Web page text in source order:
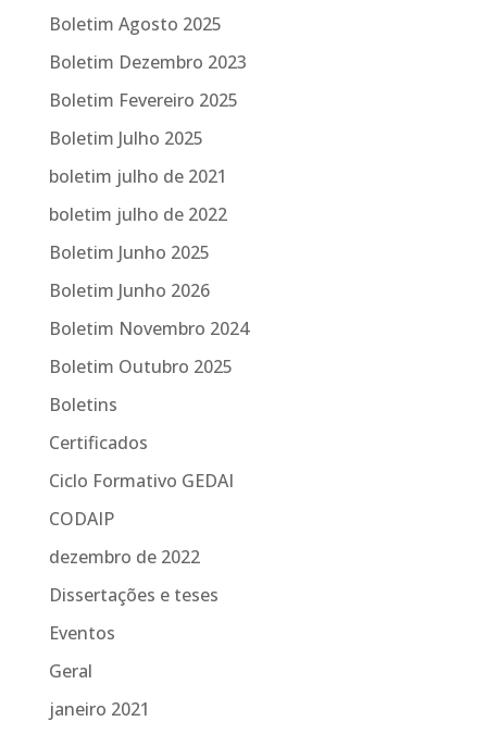
Boletim Agosto 2025
Boletim Dezembro 2023
Boletim Fevereiro 2025
Boletim Julho 2025
boletim julho de 2021
boletim julho de 2022
Boletim Junho 2025
Boletim Junho 2026
Boletim Novembro 2024
Boletim Outubro 2025
Boletins
Certificados
Ciclo Formativo GEDAI
CODAIP
dezembro de 2022
Dissertações e teses
Eventos
Geral
janeiro 2021